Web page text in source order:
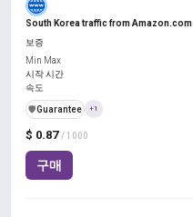
South Korea traffic from Amazon.com
$ 0.87 / 1000
구매
보증
Min Max
시작 시간
속도
️🛡️Guarantee +1